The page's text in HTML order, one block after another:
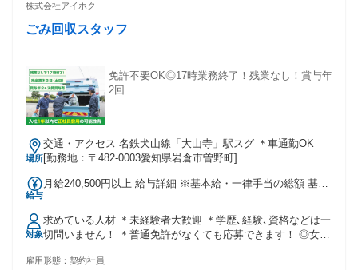
株式会社アイホク
ごみ回収スタッフ
免許不要OK◎17時業務終了！残業なし！賞与年
2回
場所
交通・アクセス 名鉄犬山線「大山寺」駅スグ ＊車通勤OK
[勤務地：〒482-0003愛知県岩倉市曽野町]
給与
月給240,500円以上 給与詳細 ※基本給・一律手当の総額 基本
に一律で支払われる通勤・皆勤・家族手当金額：あり 1ヶ月あ
たり1万5000円 全員に一律で支払われるその他手当金額：な
し
対象
求めている人材 ＊未経験者大歓迎 ＊学歴､経験､資格などは一
切問いません！ ＊普通免許がなくても応募できます！ ◎女性
（フィリピン・ブラジルの方がいます！） 江南市・一宮市・
雇用形態： 契約社員